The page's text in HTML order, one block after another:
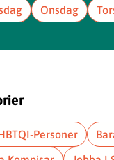
Onsdag
Personer